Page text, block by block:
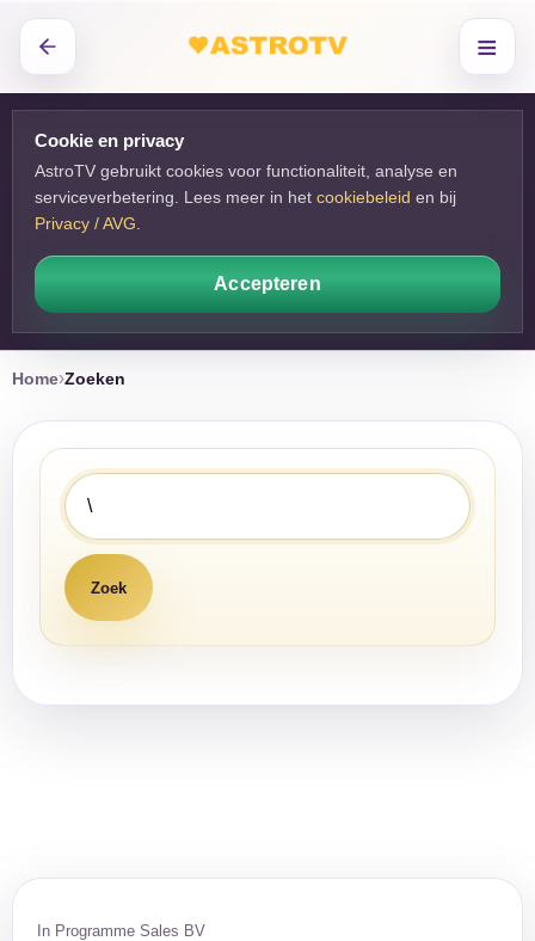
≡
Cookie en privacy
AstroTV gebruikt cookies voor functionaliteit, analyse en
serviceverbetering. Lees meer in het cookiebeleid en bij
Privacy / AVG
Accepteren
Home Zoeken
In Programme Sales BV